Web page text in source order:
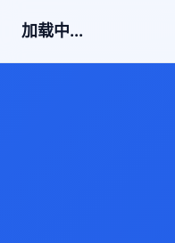
加载中...